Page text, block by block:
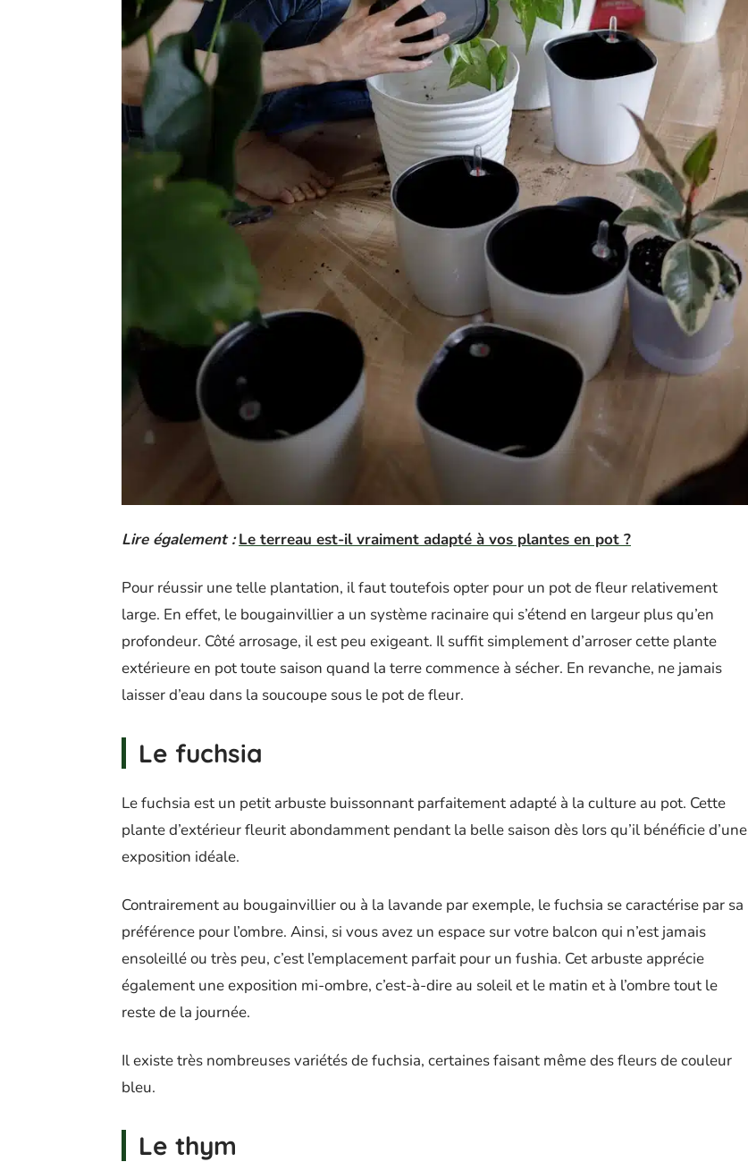
Lire également : Le terreau est-il vraiment adapté à vos plantes en pot ?
Pour réussir une telle plantation, il faut toutefois opter pour un pot de fleur relativement
large. En effet, le bougainvillier a un système racinaire qui s’étend en largeur plus qu’en
profondeur. Côté arrosage, il est peu exigeant. Il suffit simplement d’arroser cette plante
extérieure en pot toute saison quand la terre commence à sécher. En revanche, ne jamais
laisser d’eau dans la soucoupe sous le pot de fleur.
Le fuchsia
Le fuchsia est un petit arbuste buissonnant parfaitement adapté à la culture au pot. Cette
plante d’extérieur fleurit abondamment pendant la belle saison dès lors qu’il bénéficie d’une
exposition idéale.
Contrairement au bougainvillier ou à la lavande par exemple, le fuchsia se caractérise par sa
préférence pour l’ombre. Ainsi, si vous avez un espace sur votre balcon qui n’est jamais
ensoleillé ou très peu, c’est l’emplacement parfait pour un fushia. Cet arbuste apprécie
également une exposition mi-ombre, c’est-à-dire au soleil et le matin et à l’ombre tout le
reste de la journée.
Il existe très nombreuses variétés de fuchsia, certaines faisant même des fleurs de couleur
bleu.
Le thym